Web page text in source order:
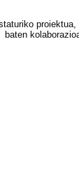
baten